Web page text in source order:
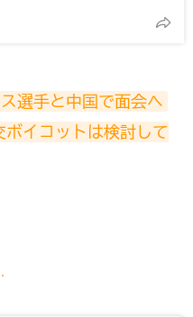
選手と中国で面会へ
イコットは検討して